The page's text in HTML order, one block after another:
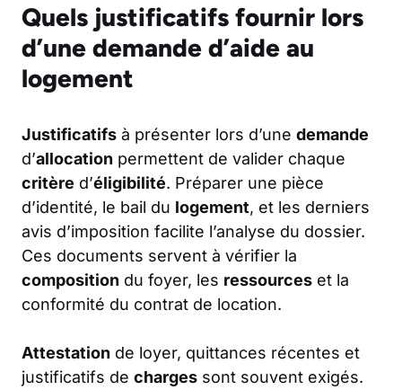
Quels justificatifs fournir lors
d’une demande d’aide au
logement
Justificatifs à présenter lors d’une demande
d’allocation permettent de valider chaque
critère d’éligibilité. Préparer une pièce
d’identité, le bail du logement, et les derniers
avis d’imposition facilite l’analyse du dossier.
Ces documents servent à vérifier la
composition du foyer, les ressources et la
conformité du contrat de location.
Attestation de loyer, quittances récentes et
justificatifs de charges sont souvent exigés.